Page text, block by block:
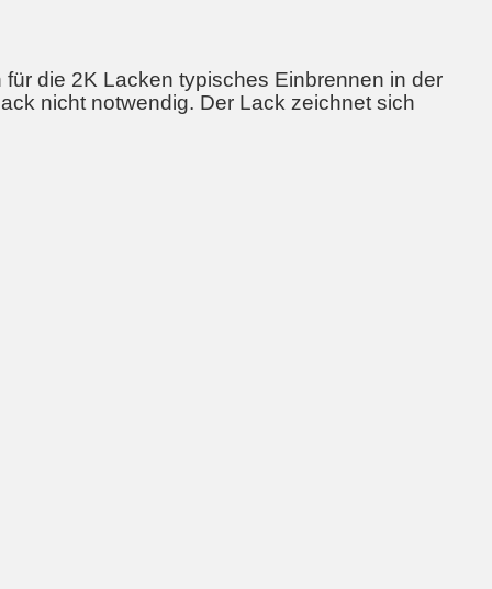
die 2K Lacken typisches Einbrennen in der
nicht notwendig. Der Lack zeichnet sich